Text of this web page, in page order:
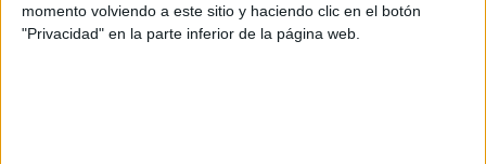
momento volviendo a este sitio y haciendo clic en el botón
"Privacidad" en la parte inferior de la página web.